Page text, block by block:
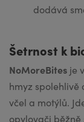
dodává
Šetrnost k
NoMoreBites je
hmyz spolehlivě
včel a motýlů.
opylovači běžně